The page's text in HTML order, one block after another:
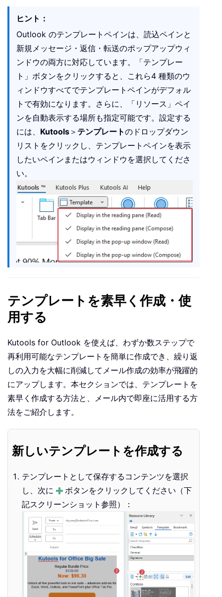
ヒント：
Outlook のテンプレートペインは、読込ペインと
新規メッセージ・返信・転送のポップアップウィ
ンドウの両方に対応しています。「テンプレー
ト」ボタンをクリックすると、これら4 種類のウ
ィンドウすべてでテンプレートペインがデフォル
トで有効になります。さらに、「リソース」ペイ
ンを自動表示する場所も指定可能です。設定する
には、 Kutools ＞ テンプレートのドロップダウン
リストをクリックし、テンプレートペインを表示
したいペインまたはウィンドウを選択してくださ
い。
テンプレートを素早く作成・使
用する
Kutools for Outlook を使えば、わずか数ステップで
再利用可能なテンプレートを簡単に作成でき、繰り返
しの入力を大幅に削減してメール作成の効率が飛躍的
にアップします。本セクションでは、テンプレートを
素早く作成する方法と、メール内で即座に活用する方
法をご紹介します。
新しいテンプレートを作成する
テンプレートとして保存するコンテンツを選択
し、次に
ボタンをクリックしてください（下
記スクリーンショット参照）：